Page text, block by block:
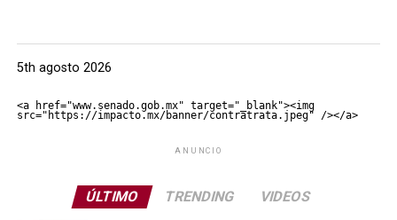
5th agosto 2026
<a href="www.senado.gob.mx" target="_blank"><img
src="https://impacto.mx/banner/contratrata.jpeg" /></a>
ANUNCIO
ÚLTIMO TRENDING VIDEOS